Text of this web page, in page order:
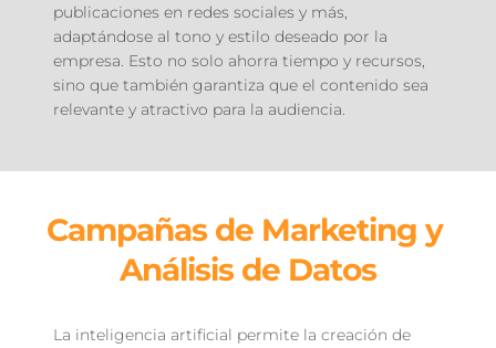
publicaciones en redes sociales y más,
adaptándose al tono y estilo deseado por la
empresa. Esto no solo ahorra tiempo y recursos,
sino que también garantiza que el contenido sea
relevante y atractivo para la audiencia.
Campañas de Marketing y
Análisis de Datos
La inteligencia artificial permite la creación de